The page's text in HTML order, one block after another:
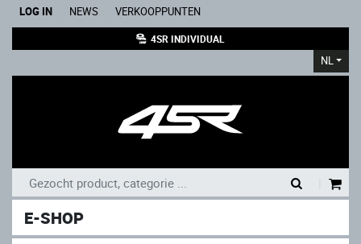
LOG IN NEWS VERKOOPPUNTEN
4SR INDIVIDUAL
NL
E-SHOP